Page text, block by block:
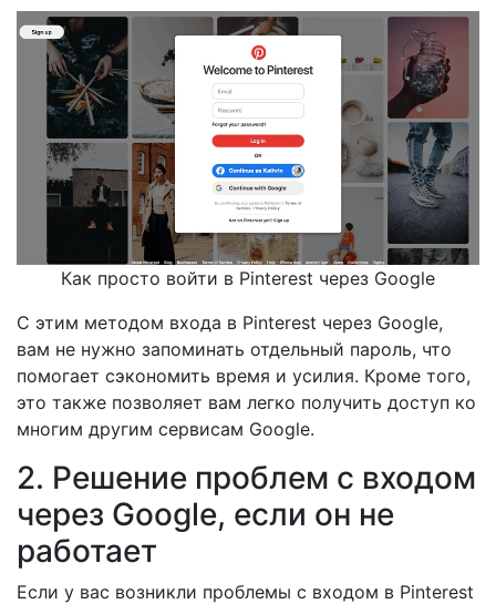
Как просто войти в Pinterest через Google
С этим методом входа в Pinterest через Google,
вам не нужно запоминать отдельный пароль, что
помогает сэкономить время и усилия. Кроме того,
это также позволяет вам легко получить доступ ко
многим другим сервисам Google.
2. Решение проблем с входом
через Google, если он не
работает
Если у вас возникли проблемы с входом в Pinterest